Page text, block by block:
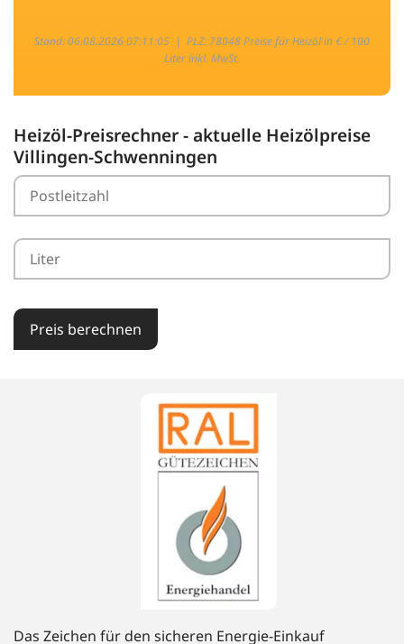
Stand: 06.08.2026 07:11:05 | PLZ: 78048 Preise für Heizöl in € / 100
Liter inkl. MwSt.
Heizöl-Preisrechner - aktuelle Heizölpreise
Villingen-Schwenningen
Preis berechnen
Das Zeichen für den sicheren Energie-Einkauf